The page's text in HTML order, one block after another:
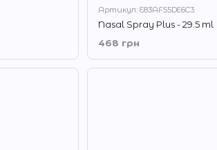
Артикул: E83AF55DE6C3
Nasal Spray Plus - 29.5 ml
468 грн